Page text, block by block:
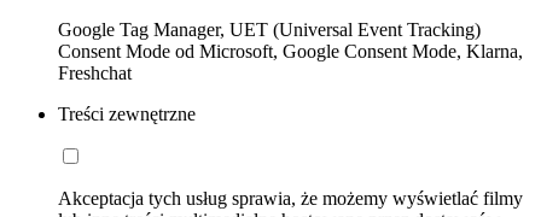
Google Tag Manager, UET (Universal Event Tracking)
Consent Mode od Microsoft, Google Consent Mode, Klarna,
Freshchat
Treści zewnętrzne
Akceptacja tych usług sprawia, że możemy wyświetlać filmy